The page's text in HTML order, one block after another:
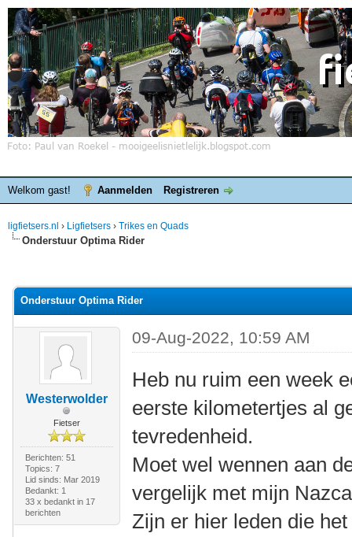
Welkom gast! Aanmelden Registreren
ligfietsers.nl › Ligfietsers › Trikes en Quads
Onderstuur Optima Rider
Onderstuur Optima Rider
Westerwolder
Fietser
Berichten: 51
Topics: 7
Lid sinds: Mar 2019
Bedankt: 1
33 x bedankt in 17
berichten
09-Aug-2022, 10:59 AM
Heb nu ruim een week
eerste kilometertjes al
tevredenheid.
Moet wel wennen aan
vergelijk met mijn
Zijn er hier leden die